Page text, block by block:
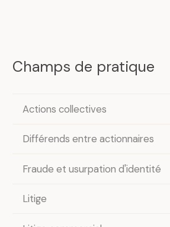
Champs de pratique
Actions collectives
Différends entre actionnaires
Fraude et usurpation d'identité
Litige